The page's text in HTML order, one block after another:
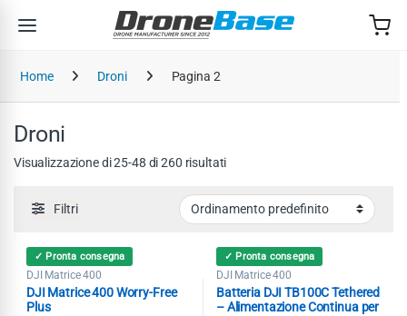
Home Droni Pagina 2
Droni
Visualizzazione di 25-48 di 260 risultati
Filtri
✓ Pronta consegna
DJI Matrice 400
DJI Matrice 400 Worry-Free
Plus
✓ Pronta consegna
DJI Matrice 400
Batteria DJI TB100C Tethered
– Alimentazione Continua per